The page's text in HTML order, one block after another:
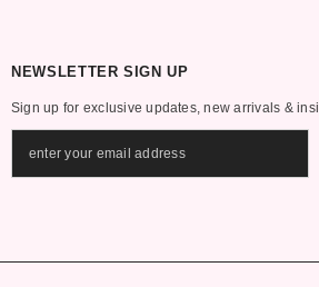
NEWSLETTER SIGN UP
Sign up for exclusive updates, new arrivals &